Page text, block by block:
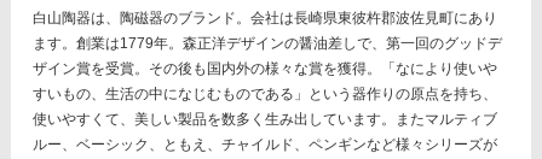
白山陶器は、陶磁器のブランド。会社は長崎県東彼杵郡波佐見町にあり
ます。創業は1779年。森正洋デザインの醤油差しで、第一回のグッドデ
ザイン賞を受賞。その後も国内外の様々な賞を獲得。「なにより使いや
すいもの、生活の中になじむものである」という器作りの原点を持ち、
使いやすくて、美しい製品を数多く生み出しています。またマルティブ
ルー、ベーシック、ともえ、チャイルド、ペンギンなど様々シリーズが